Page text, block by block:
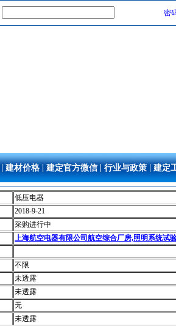
密
建材价格 建定官方微信 行业与政策 建定
低压电器
2018-9-21
采购进行中
上海航空电器有限公司航空综合厂房,照明系统试
不限
未透露
未透露
无
未透露